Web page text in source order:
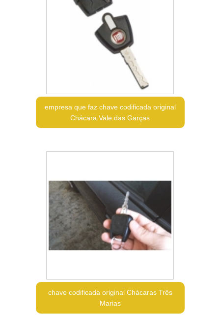
empresa que faz chave codificada original
Chácara Vale das Garças
chave codificada original Chácaras Três
Marias